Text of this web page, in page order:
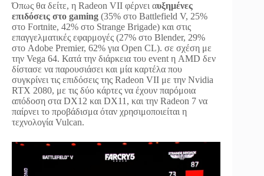
Όπως θα δείτε, η Radeon VII φέρνει αυξημένες
επιδόσεις στο gaming (35% στο Battlefield V, 25%
στο Fortnite, 42% στο Strange Brigade) και στις
επαγγελματικές εφαρμογές (27% στο Blender, 29%
στο Adobe Premier, 62% για Open CL). σε σχέση με
την Vega 64. Κατά την διάρκεια του event η AMD δεν
δίστασε να παρουσιάσει και μία καρτέλα που
συγκρίνει τις επιδόσεις της Radeon VII με την Nvidia
RTX 2080, με τις δύο κάρτες να έχουν παρόμοια
απόδοση στα DX12 και DX11, και την Radeon 7 να
παίρνει το προβάδισμα όταν χρησιμοποιείται η
τεχνολογία Vulcan.